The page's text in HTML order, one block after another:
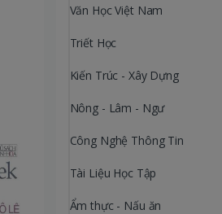
Văn Học Việt Nam
Triết Học
Kiến Trúc - Xây Dựng
Nông - Lâm - Ngư
Công Nghệ Thông Tin
Tài Liệu Học Tập
Ẩm thực - Nấu ăn